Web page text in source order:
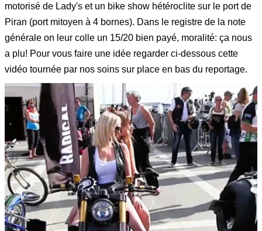
motorisé de Lady's et un bike show hétéroclite sur le port de
Piran (port mitoyen à 4 bornes). Dans le registre de la note
générale on leur colle un 15/20 bien payé, moralité: ça nous
a plu! Pour vous faire une idée regarder ci-dessous cette
vidéo tournée par nos soins sur place en bas du reportage.